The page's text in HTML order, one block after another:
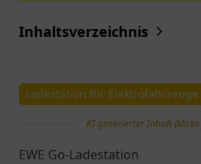
Inhaltsverzeichnis
Ladestation für Elektrofahrzeuge
KI generierter Inhalt
EWE Go-Ladestation